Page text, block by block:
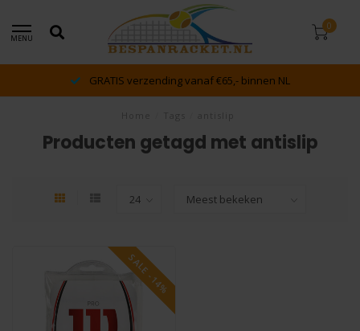
MENU
0
GRATIS verzending vanaf €65,- binnen NL
Producten getagd met antislip
SALE -14%